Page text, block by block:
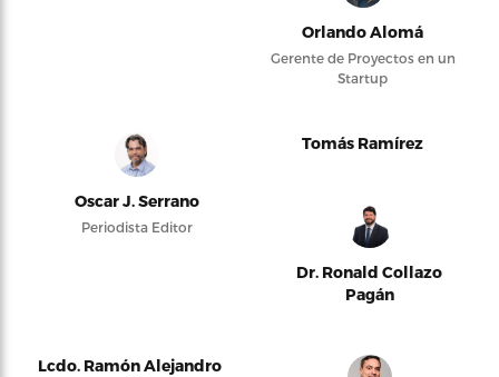
Orlando Alomá
Gerente de Proyectos en un
Startup
Oscar J. Serrano
Periodista Editor
Tomás Ramírez
Dr. Ronald Collazo
Pagán
Lcdo. Ramón Alejandro